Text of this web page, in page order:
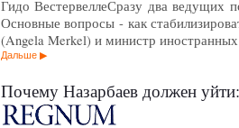
Гидо ВестервеллеСразу два ведущих
Основные вопросы - как
(Angela Merkel) и министр
Дальше
Почему Назарбаев должен